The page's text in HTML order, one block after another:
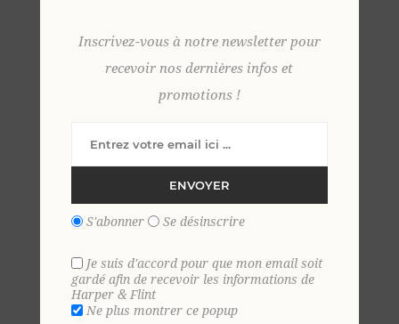
camionneur S NOIR
99,00 €
+
Inscrivez-vous à notre newsletter pour
recevoir nos dernières infos et
promotions !
ENVOYER
S'abonner Se désinscrire
Je suis d'accord pour que mon email soit
gardé afin de recevoir les informations de
Harper & Flint
Ne plus montrer ce popup